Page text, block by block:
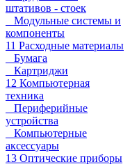
штативов - стоек
Модульные системы и
компоненты
11 Расходные материалы
Бумага
Картриджи
12 Компьютерная
техника
Периферийные
устройства
Компьютерные
аксессуары
13 Оптические приборы